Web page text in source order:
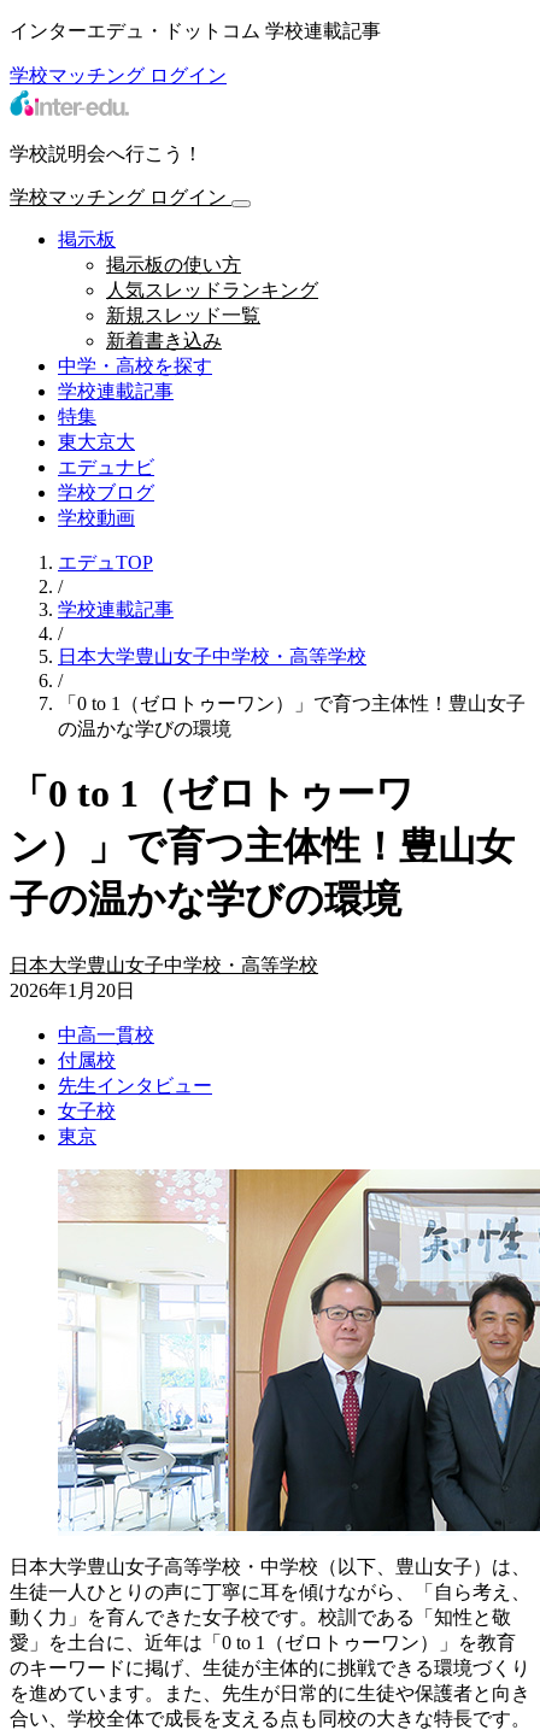
インターエデュ・ドットコム 学校連載記事
学校マッチング ログイン
学校説明会へ行こう！
学校マッチング ログイン
掲示板
掲示板の使い方
人気スレッドランキング
新規スレッド一覧
新着書き込み
中学・高校を探す
学校連載記事
特集
東大京大
エデュナビ
学校ブログ
学校動画
エデュTOP
/
学校連載記事
/
日本大学豊山女子中学校・高等学校
/
「0 to 1（ゼロトゥーワン）」で育つ主体性！豊山女子
の温かな学びの環境
「0 to 1（ゼロトゥーワ
ン）」で育つ主体性！豊山女
子の温かな学びの環境
日本大学豊山女子中学校・高等学校
2026年1月20日
中高一貫校
付属校
先生インタビュー
女子校
東京
日本大学豊山女子高等学校・中学校（以下、豊山女子）は、
生徒一人ひとりの声に丁寧に耳を傾けながら、「自ら考え、
動く力」を育んできた女子校です。校訓である「知性と敬
愛」を土台に、近年は「0 to 1（ゼロトゥーワン）」を教育
のキーワードに掲げ、生徒が主体的に挑戦できる環境づくり
を進めています。また、先生が日常的に生徒や保護者と向き
合い、学校全体で成長を支える点も同校の大きな特長です。